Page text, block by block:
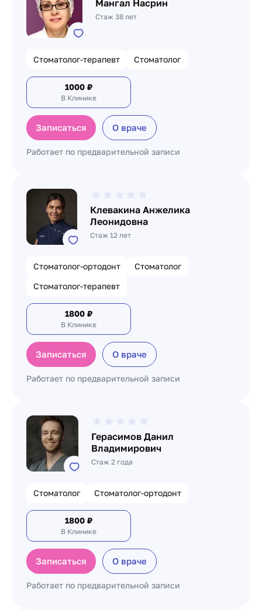
Мангал Насрин
Стаж 38 лет
Стоматолог-терапевт Стоматолог
1000 ₽
В Клинике
Записаться О враче
Работает по предварительной записи
Клевакина Анжелика
Леонидовна
Стаж 12 лет
Стоматолог-ортодонт
Стоматолог
Стоматолог-терапевт
1800 ₽
В Клинике
Записаться О враче
Работает по предварительной записи
Герасимов Данил
Владимирович
Стаж 2 года
Стоматолог Стоматолог-ортодонт
1800 ₽
В Клинике
Записаться О враче
Работает по предварительной записи